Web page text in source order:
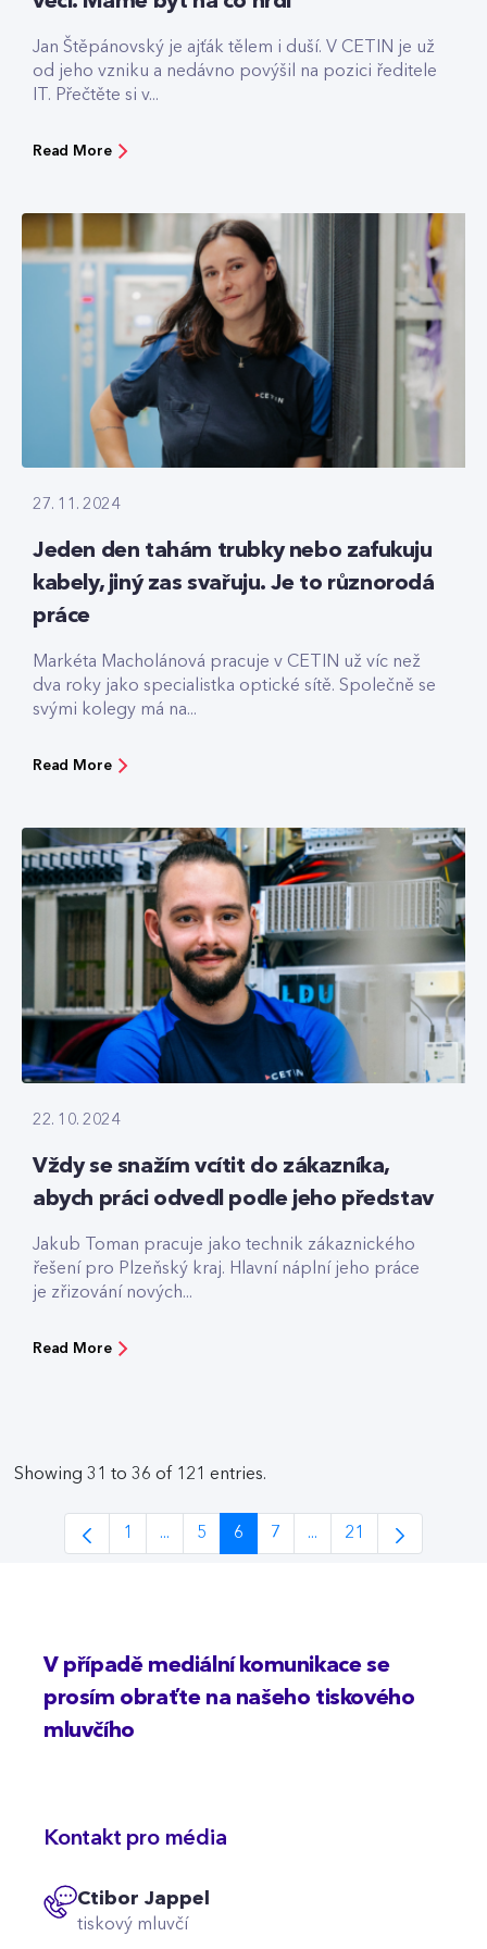
Jan Štěpánovský je ajťák tělem i duší. V CETIN je už
od jeho vzniku a nedávno povýšil na pozici ředitele
IT. Přečtěte si v...
Read More
27. 11. 2024
Jeden den tahám trubky nebo zafukuju
kabely, jiný zas svařuju. Je to různorodá
práce
Markéta Macholánová pracuje v CETIN už víc než
dva roky jako specialistka optické sítě. Společně se
svými kolegy má na...
Read More
22. 10. 2024
Vždy se snažím vcítit do zákazníka,
abych práci odvedl podle jeho představ
Jakub Toman pracuje jako technik zákaznického
řešení pro Plzeňský kraj. Hlavní náplní jeho práce
je zřizování nových...
Read More
Showing 31 to 36 of 121 entries.
Page
1 ...
Intermediate Pages Use TAB to navigate.
Page
5
Page
6
Page
7 ...
Intermediate Pages
Page
21
V případě mediální komunikace se
prosím obraťte na našeho tiskového
mluvčího
Kontakt pro média
Ctibor Jappel
tiskový mluvčí